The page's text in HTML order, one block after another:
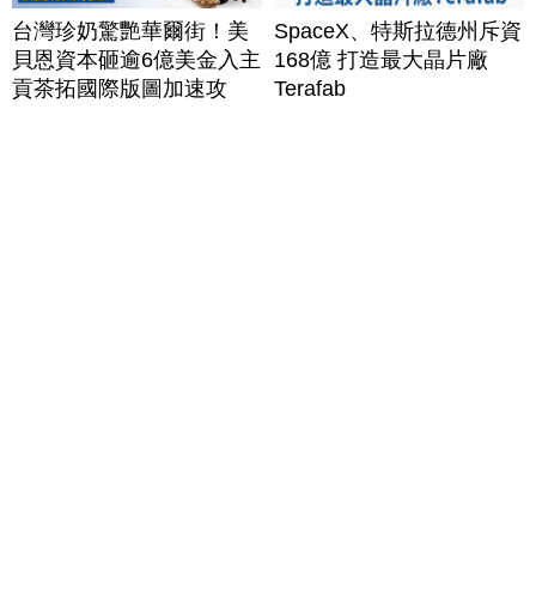
台灣珍奶驚艷華爾街！美
貝恩資本砸逾6億美金入主
貢茶拓國際版圖加速攻
SpaceX、特斯拉德州斥資
168億 打造最大晶片廠
Terafab